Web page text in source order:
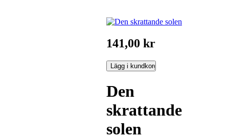
141,00 kr
Den
skrattande
solen